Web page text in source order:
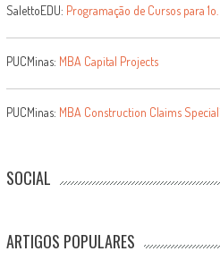
SalettoEDU: Programação de Cursos para
PUCMinas: MBA Capital Projects
PUCMinas: MBA Construction Claims
SOCIAL
ARTIGOS POPULARES